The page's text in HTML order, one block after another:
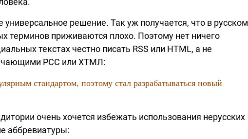
решение. Так уж получается, что в русском
терминов приживаются плохо. Поэтому нет ничего
текстах честно писать RSS или HTML, а не
РСС или ХТМЛ:
стандартом, поэтому стал разрабатываться новый
очень хочется избежать использования нерусских
аббревиатуры: